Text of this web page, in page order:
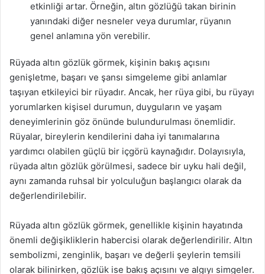
etkinliği artar. Örneğin, altın gözlüğü takan birinin
yanındaki diğer nesneler veya durumlar, rüyanın
genel anlamına yön verebilir.
Rüyada altın gözlük görmek, kişinin bakış açısını
genişletme, başarı ve şansı simgeleme gibi anlamlar
taşıyan etkileyici bir rüyadır. Ancak, her rüya gibi, bu rüyayı
yorumlarken kişisel durumun, duyguların ve yaşam
deneyimlerinin göz önünde bulundurulması önemlidir.
Rüyalar, bireylerin kendilerini daha iyi tanımalarına
yardımcı olabilen güçlü bir içgörü kaynağıdır. Dolayısıyla,
rüyada altın gözlük görülmesi, sadece bir uyku hali değil,
aynı zamanda ruhsal bir yolculuğun başlangıcı olarak da
değerlendirilebilir.
Rüyada altın gözlük görmek, genellikle kişinin hayatında
önemli değişikliklerin habercisi olarak değerlendirilir. Altın
sembolizmi, zenginlik, başarı ve değerli şeylerin temsili
olarak bilinirken, gözlük ise bakış açısını ve algıyı simgeler.